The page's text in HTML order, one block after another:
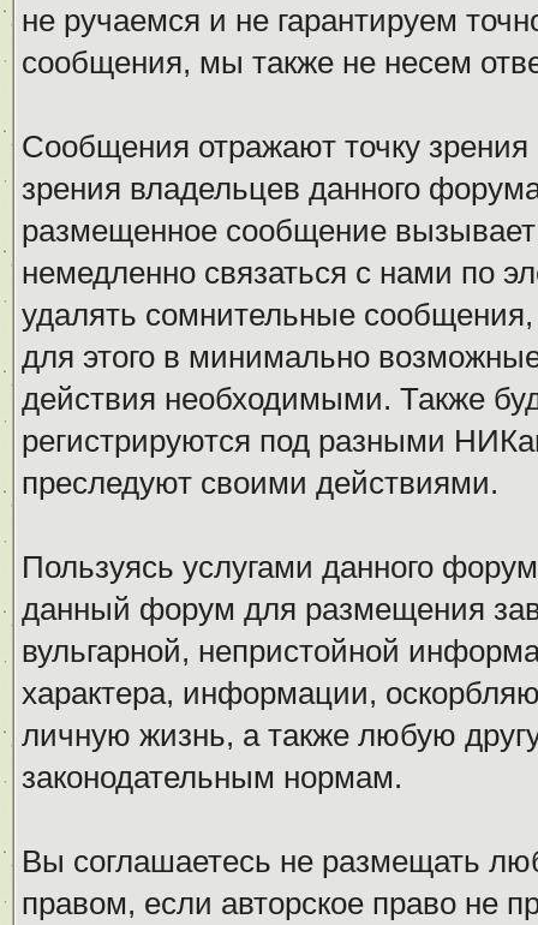
не ручаемся и не гарантируем
сообщения, мы также не несем
Сообщения отражают точку
зрения владельцев данного
размещенное сообщение
немедленно связаться с нами по
удалять сомнительные
для этого в минимально
действия необходимыми. Также
регистрируются под разными
преследуют своими действиями.
Пользуясь услугами данного
данный форум для размещения
вульгарной, непристойной
характера, информации,
личную жизнь, а также любую
законодательным нормам.
Вы соглашаетесь не размещать
правом, если авторское право не